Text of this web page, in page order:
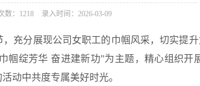
数：1218 录入时间：2026-03-09
充分展现公司女职工的巾帼风采，切实提
帼绽芳华 奋进建新功”为主题，精心组织开
动中共度专属美好时光。